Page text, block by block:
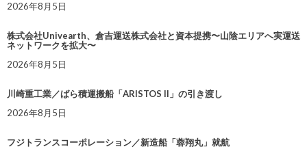
2026年8月5日
株式会社Univearth、倉吉運送株式会社と資本提携〜山陰エリアへ実運送
ネットワークを拡大〜
2026年8月5日
川崎重工業／ばら積運搬船「ARISTOS II」の引き渡し
2026年8月5日
フジトランスコーポレーション／新造船「蓉翔丸」就航